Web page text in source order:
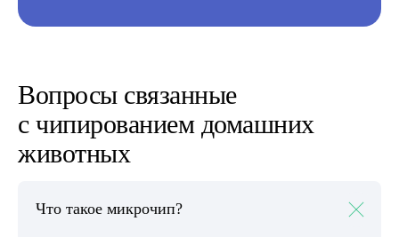
Вопросы связанные
с чипированием домашних
животных
Что такое микрочип?